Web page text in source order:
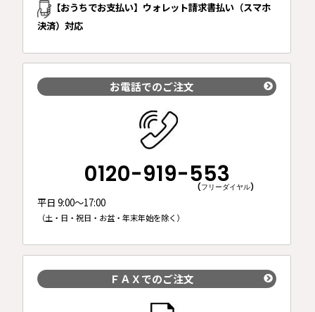
【おうちでお支払い】ウォレット請求書払い（スマホ
決済）対応
お電話でのご注文
0120-919-553
(フリーダイヤル)
平日 9:00～17:00
（土・日・祝日・お盆・年末年始を除く）
ＦＡＸでのご注文